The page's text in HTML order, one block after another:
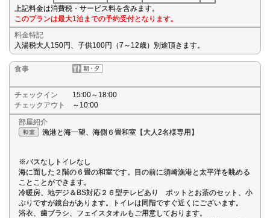
上記料金は消費税・サービス料を含みます。
このプランは最大1泊までの予約受付となります。
料金特記
入湯税大人150円、子供100円（7～12歳）別途頂きます。
食事
チェックイン
15:00～18:00
チェックアウト
～10:00
部屋紹介
漁港と海一望、海側６畳和室【大人2名様専用】
※バスなしトイレなし
海に面した２階の６畳の和室です。目の前に須崎漁港と太平洋を眺める
ことことができます。
冷暖房、地デジ＆BS対応２６型テレビあり ポットとお茶のセット、小
ぶりですが鏡台があります。トイレは同階ですぐ近くにございます。
浴衣、歯ブラシ、フェイスタオルもご用意しております。